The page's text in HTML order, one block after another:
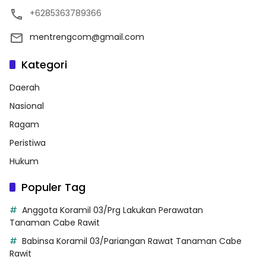
+6285363789366
mentrengcom@gmail.com
Kategori
Daerah
Nasional
Ragam
Peristiwa
Hukum
Populer Tag
Anggota Koramil 03/Prg Lakukan Perawatan
Tanaman Cabe Rawit
Babinsa Koramil 03/Pariangan Rawat Tanaman Cabe
Rawit